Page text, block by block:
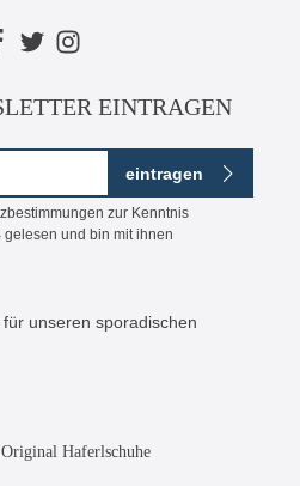
EINTRAGEN
eintragen
zur Kenntnis
gelesen und bin mit ihnen
unseren sporadischen